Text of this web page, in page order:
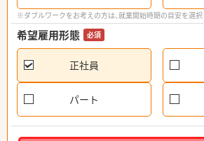
※ダブルワークをお考えの方は、就業開始時期の目安を選
希望雇用形態 必須
正社員
パート